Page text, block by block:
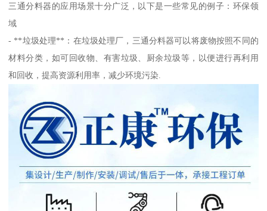
三通分料器的应用场景十分广泛，以下是一些常见的例子：环保领
域
- **垃圾处理**：在垃圾处理厂，三通分料器可以将废物按照不同的
材料分类，如可回收物、有害垃圾、厨余垃圾等，以便进行再利用
和回收，提高资源利用率，减少环境污染.